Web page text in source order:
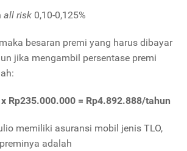
all risk0,10-0,125%
besaran premi yang harus dibayar
jika mengambil persentase premi
x Rp235.000.000 = Rp4.892.888/tahun
memiliki asuransi mobil jenis TLO,
adalah